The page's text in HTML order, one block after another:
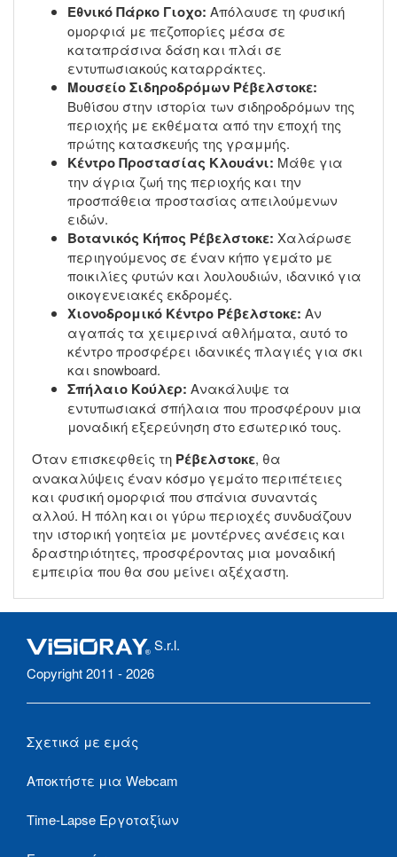
Εθνικό Πάρκο Γιοχο: Απόλαυσε τη φυσική
ομορφιά με πεζοπορίες μέσα σε
καταπράσινα δάση και πλάι σε
εντυπωσιακούς καταρράκτες.
Μουσείο Σιδηροδρόμων Ρέβελστοκε:
Βυθίσου στην ιστορία των σιδηροδρόμων της
περιοχής με εκθέματα από την εποχή της
πρώτης κατασκευής της γραμμής.
Κέντρο Προστασίας Κλουάνι: Μάθε για
την άγρια ζωή της περιοχής και την
προσπάθεια προστασίας απειλούμενων
ειδών.
Βοτανικός Κήπος Ρέβελστοκε: Χαλάρωσε
περιηγούμενος σε έναν κήπο γεμάτο με
ποικιλίες φυτών και λουλουδιών, ιδανικό για
οικογενειακές εκδρομές.
Χιονοδρομικό Κέντρο Ρέβελστοκε: Αν
αγαπάς τα χειμερινά αθλήματα, αυτό το
κέντρο προσφέρει ιδανικές πλαγιές για σκι
και snowboard.
Σπήλαιο Κούλερ: Ανακάλυψε τα
εντυπωσιακά σπήλαια που προσφέρουν μια
μοναδική εξερεύνηση στο εσωτερικό τους.
Όταν επισκεφθείς τη Ρέβελστοκε, θα
ανακαλύψεις έναν κόσμο γεμάτο περιπέτειες
και φυσική ομορφιά που σπάνια συναντάς
αλλού. Η πόλη και οι γύρω περιοχές συνδυάζουν
την ιστορική γοητεία με μοντέρνες ανέσεις και
δραστηριότητες, προσφέροντας μια μοναδική
εμπειρία που θα σου μείνει αξέχαστη.
S.r.l.
Copyright 2011 - 2026
Σχετικά με εμάς
Αποκτήστε μια Webcam
Time-Lapse Εργοταξίων